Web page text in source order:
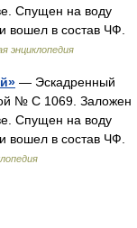
Спущен на воду
вошел в состав ЧФ.
энциклопедия
— Эскадренный
№ С 1069. Заложен
Спущен на воду
вошел в состав ЧФ.